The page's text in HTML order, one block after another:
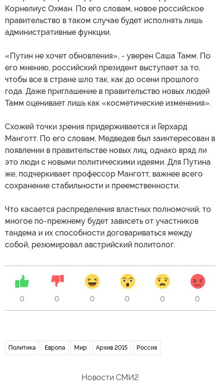
Корнелиус Охман. По его словам, новое российское
правительство в таком случае будет исполнять лишь
административные функции.
«Путин не хочет обновления», - уверен Саша Тамм. По
его мнению, российский президент выступает за то,
чтобы все в стране шло так, как до осени прошлого
года. Даже приглашение в правительство новых людей
Тамм оценивает лишь как «косметические изменения».
Схожей точки зрения придерживается и Герхард
Манготт. По его словам, Медведев был заинтересован в
появлении в правительстве новых лиц, однако вряд ли
это люди с новыми политическими идеями. Для Путина
же, подчеркивает профессор Манготт, важнее всего
сохранение стабильности и преемственности.
Что касается распределения властных полномочий, то
многое по-прежнему будет зависеть от участников
тандема и их способности договариваться между
собой, резюмировал австрийский политолог.
0 0 0 0 0 0
Политика Европа Мир Архив 2015 Россия
Новости СМИ2